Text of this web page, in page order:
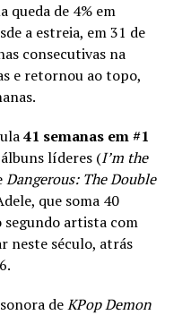
queda de 4% em
a estreia, em 31 de
consecutivas na
e retornou ao topo,
41 semanas em #1
líderes (I’m the
Dangerous: The Double
que soma 40
segundo artista com
neste século, atrás
deKPop Demon